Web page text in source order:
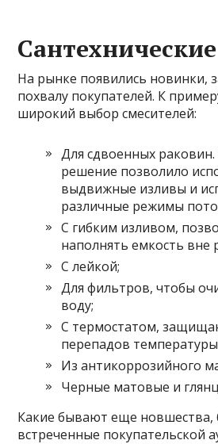
На рынке появились новинки,
похвалу покупателей. К
широкий выбор смесителей:
Для сдвоенных
решение позволило
выдвижные изливы и
различные режимы
С гибким изливом,
наполнять емкость вне
С лейкой;
Для фильтров, чтобы
воду;
С термостатом,
перепадов
Из антикоррозийного
Черные матовые и
Какие бывают еще новшества,
встреченные покупательской